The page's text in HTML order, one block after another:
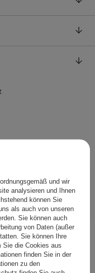
WARENKORB
von
geprüft
und wir
analysieren und Ihnen
können Sie
als auch von unseren
Sie können auch
von Daten (außer
Sie können Ihre
Sie die Cookies aus
finden Sie in der
zu den